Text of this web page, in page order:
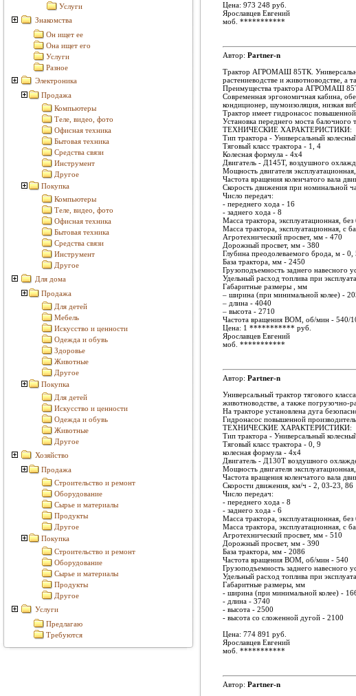
Услуги
Знакомства
Он ищет ее
Она ищет его
Услуги
Разное
Электроника
Продажа
Компьютеры
Теле, видео, фото
Офисная техника
Бытовая техника
Средства связи
Инструмент
Другое
Покупка
Компьютеры
Теле, видео, фото
Офисная техника
Бытовая техника
Средства связи
Инструмент
Другое
Для дома
Продажа
Для детей
Мебель
Искусство и ценности
Одежда и обувь
Здоровье
Животные
Другое
Покупка
Для детей
Искусство и ценности
Одежда и обувь
Животные
Другое
Хозяйство
Продажа
Строительство и ремонт
Оборудование
Сырье и материалы
Продукты
Другое
Покупка
Строительство и ремонт
Оборудование
Сырье и материалы
Продукты
Другое
Услуги
Предлагаю
Требуются
Цена: 973 248 руб.
Ярославцев Евгений
моб. ***********
Автор: Partner-n
Трактор АГРОМАШ 85ТК.
растениеводстве и животноводстве, а
Преимущества трактора АГРОМАШ
Современная эргономичная кабина,
кондиционер, шумоизоляция, низкая
Трактор имеет гидронасос
Установка переднего моста балочного
ТЕХНИЧЕСКИЕ ХАРАКТЕРИСТИКИ:
Тип трактора - Универсальный
Тяговый класс трактора - 1, 4
Колесная формула - 4х4
Двигатель - Д145Т, воздушного
Мощность двигателя
Частота вращения коленчатого вала
Скорость движения при номинальной
Число передач:
- переднего хода - 16
- заднего хода - 8
Масса трактора, эксплуатационная, без
Масса трактора, эксплуатационная, с
Агротехнический просвет, мм - 470
Дорожный просвет, мм - 380
Глубина преодолеваемого брода, м - 0,
База трактора, мм - 2450
Грузоподъемность заднего навесного
Удельный расход топлива при
Габаритные размеры , мм
– ширина (при минимальной колее) -
– длина - 4040
– высота - 2710
Частота вращения ВОМ, об/мин - 540/
Цена: 1 *********** руб.
Ярославцев Евгений
моб. ***********
Автор: Partner-n
Универсальный трактор тягового
животноводстве, а также погрузочно-
На тракторе установлена дуга
Гидронасос повышенной
ТЕХНИЧЕСКИЕ ХАРАКТЕРИСТИКИ:
Тип трактора - Универсальный
Тяговый класс трактора - 0, 9
колесная формула - 4х4
Двигатель - Д130Т воздушного
Мощность двигателя
Частота вращения коленчатого вала
Скорости движения, км/ч - 2, 03-23, 86
Число передач:
- переднего хода - 8
- заднего хода - 6
Масса трактора, эксплуатационная, без
Масса трактора, эксплуатационная, с
Агротехнический просвет, мм - 510
Дорожный просвет, мм - 390
База трактора, мм - 2086
Частота вращения ВОМ, об/мин - 540
Грузоподъемность заднего навесного
Удельный расход топлива при
Габаритные размеры, мм
- ширина (при минимальной колее) -
- длина - 3740
- высота - 2500
- высота со сложенной дугой - 2100
Цена: 774 891 руб.
Ярославцев Евгений
моб. ***********
Автор: Partner-n